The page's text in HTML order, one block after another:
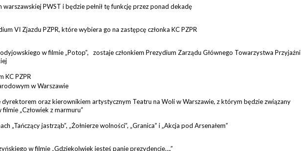
PWST i będzie pełnił tę funkcję przez ponad dekadę
VI Zjazdu PZPR, które wybiera go na zastępcę członka KC PZPR
w filmie „Potop”, zostaje członkiem Prezydium Zarządu Głównego Towarzystwa Przyjaźni
KC PZPR
w Warszawie
dyrektorem oraz kierownikiem artystycznym Teatru na Woli w Warszawie, z którym będzie związany
„Człowiek z marmuru”
„Tańczący jastrząb”, „Żołnierze wolności”, „Granica” i „Akcja pod Arsenałem”
w filmie „Gdziekolwiek jesteś panie prezydencie….”